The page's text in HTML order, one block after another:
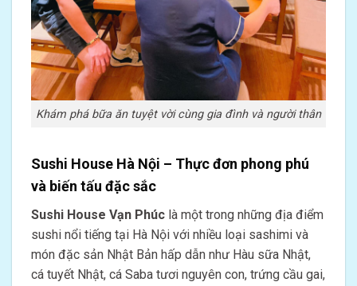
Khám phá bữa ăn tuyệt vời cùng gia đình và người thân
Sushi House Hà Nội – Thực đơn phong phú
và biến tấu đặc sắc
Sushi House Vạn Phúc là một trong những địa điểm
sushi nổi tiếng tại Hà Nội với nhiều loại sashimi và
món đặc sản Nhật Bản hấp dẫn như Hàu sữa Nhật,
cá tuyết Nhật, cá Saba tươi nguyên con, trứng cầu gai,